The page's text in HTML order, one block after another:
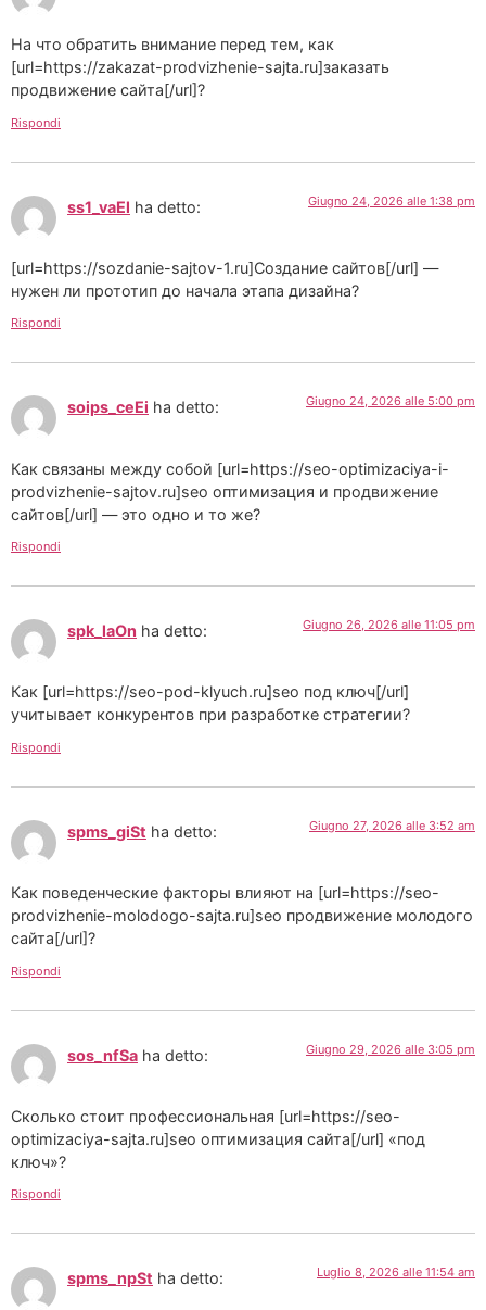
На что обратить внимание перед тем, как
[url=https://zakazat-prodvizhenie-sajta.ru]заказать
продвижение сайта[/url]?
Rispondi
ss1_vaEl ha detto: Giugno 24, 2026 alle 1:38 pm
[url=https://sozdanie-sajtov-1.ru]Создание сайтов[/url] —
нужен ли прототип до начала этапа дизайна?
Rispondi
soips_ceEi ha detto: Giugno 24, 2026 alle 5:00 pm
Как связаны между собой [url=https://seo-optimizaciya-i-
prodvizhenie-sajtov.ru]seo оптимизация и продвижение
сайтов[/url] — это одно и то же?
Rispondi
spk_laOn ha detto: Giugno 26, 2026 alle 11:05 pm
Как [url=https://seo-pod-klyuch.ru]seo под ключ[/url]
учитывает конкурентов при разработке стратегии?
Rispondi
spms_giSt ha detto: Giugno 27, 2026 alle 3:52 am
Как поведенческие факторы влияют на [url=https://seo-
prodvizhenie-molodogo-sajta.ru]seo продвижение молодого
сайта[/url]?
Rispondi
sos_nfSa ha detto: Giugno 29, 2026 alle 3:05 pm
Сколько стоит профессиональная [url=https://seo-
optimizaciya-sajta.ru]seo оптимизация сайта[/url] «под
ключ»?
Rispondi
spms_npSt ha detto: Luglio 8, 2026 alle 11:54 am